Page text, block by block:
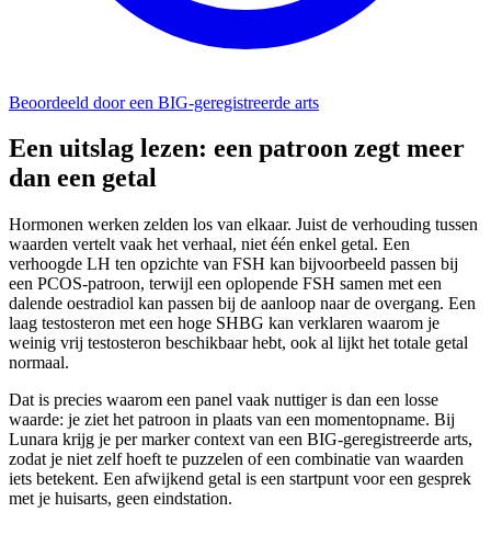
Beoordeeld door een BIG-geregistreerde arts
Een uitslag lezen: een patroon zegt meer
dan een getal
Hormonen werken zelden los van elkaar. Juist de verhouding tussen
waarden vertelt vaak het verhaal, niet één enkel getal. Een
verhoogde LH ten opzichte van FSH kan bijvoorbeeld passen bij
een PCOS-patroon, terwijl een oplopende FSH samen met een
dalende oestradiol kan passen bij de aanloop naar de overgang. Een
laag testosteron met een hoge SHBG kan verklaren waarom je
weinig vrij testosteron beschikbaar hebt, ook al lijkt het totale getal
normaal.
Dat is precies waarom een panel vaak nuttiger is dan een losse
waarde: je ziet het patroon in plaats van een momentopname. Bij
Lunara krijg je per marker context van een BIG-geregistreerde arts,
zodat je niet zelf hoeft te puzzelen of een combinatie van waarden
iets betekent. Een afwijkend getal is een startpunt voor een gesprek
met je huisarts, geen eindstation.